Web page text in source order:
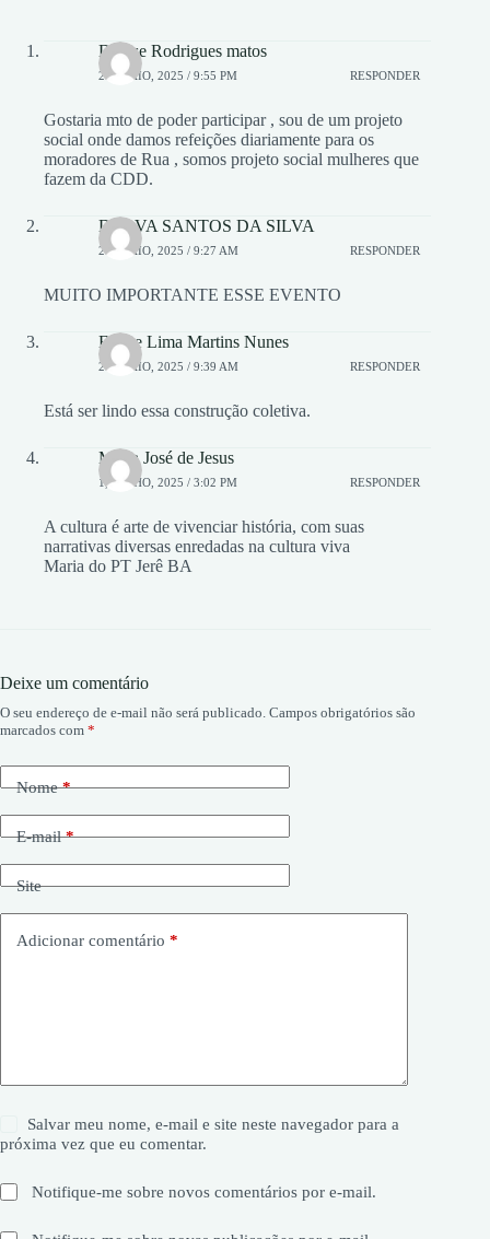
Denise Rodrigues matos
20, MAIO, 2025 / 9:55 PM RESPONDER
Gostaria mto de poder participar , sou de um projeto
social onde damos refeições diariamente para os
moradores de Rua , somos projeto social mulheres que
fazem da CDD.
DALVA SANTOS DA SILVA
21, MAIO, 2025 / 9:27 AM RESPONDER
MUITO IMPORTANTE ESSE EVENTO
Eliane Lima Martins Nunes
21, MAIO, 2025 / 9:39 AM RESPONDER
Está ser lindo essa construção coletiva.
Maria José de Jesus
1, JUNHO, 2025 / 3:02 PM RESPONDER
A cultura é arte de vivenciar história, com suas
narrativas diversas enredadas na cultura viva
Maria do PT Jerê BA
Deixe um comentário
O seu endereço de e-mail não será publicado. Campos obrigatórios são
marcados com *
Nome*
E-mail*
Site
Adicionar comentário *
Salvar meu nome, e-mail e site neste navegador para a
próxima vez que eu comentar.
Notifique-me sobre novos comentários por e-mail.